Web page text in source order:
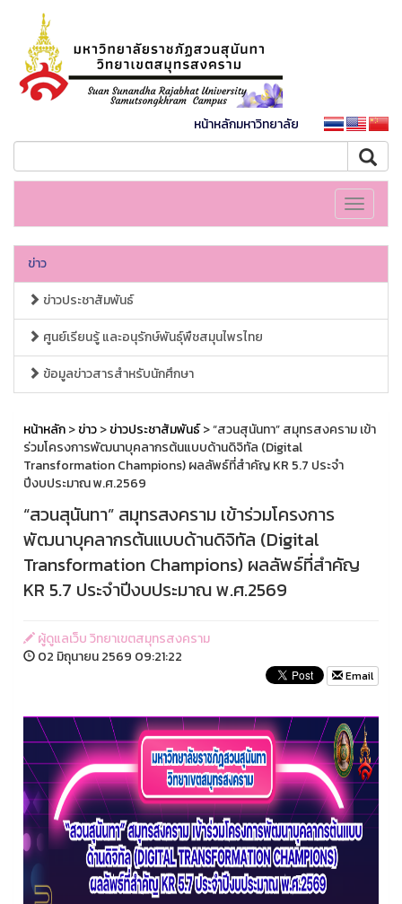
หน้าหลักมหาวิทยาลัย
Toggle
ข่าว
ข่าวประชาสัมพันธ์
ศูนย์เรียนรู้ และอนุรักษ์พันธุ์พืชสมุนไพรไทย
ข้อมูลข่าวสารสำหรับนักศึกษา
หน้าหลัก>ข่าว>ข่าวประชาสัมพันธ์> “สวนสุนันทา” สมุทรสงคราม เข้า
ร่วมโครงการพัฒนาบุคลากรต้นแบบด้านดิจิทัล (Digital
Transformation Champions) ผลลัพธ์ที่สำคัญ KR 5.7 ประจำ
ปีงบประมาณ พ.ศ.2569
“สวนสุนันทา” สมุทรสงคราม เข้าร่วมโครงการ
พัฒนาบุคลากรต้นแบบด้านดิจิทัล (Digital
Transformation Champions) ผลลัพธ์ที่สำคัญ
KR 5.7 ประจำปีงบประมาณ พ.ศ.2569
ผู้ดูแลเว็บ วิทยาเขตสมุทรสงคราม
02 มิถุนายน 2569 09:21:22
Email